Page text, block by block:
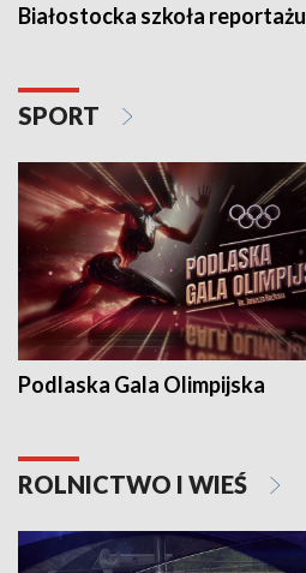
Białostocka szkoła reportażu
SPORT
Podlaska Gala Olimpijska
ROLNICTWO I WIEŚ